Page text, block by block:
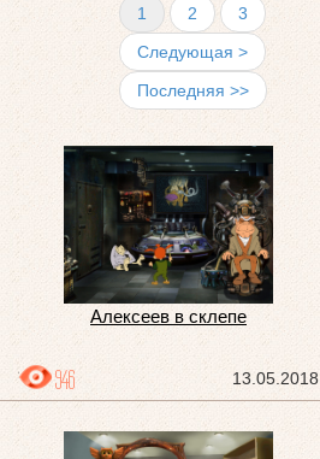
1 2
3
Следующая >
Последняя >>
Алексеев в склепе
13.05.2018
946